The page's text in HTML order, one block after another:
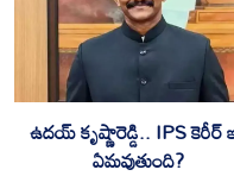
ఉదయ్ కృష్ణారెడ్డి.. IPS కెరీర్
ఏమవుతుంది?